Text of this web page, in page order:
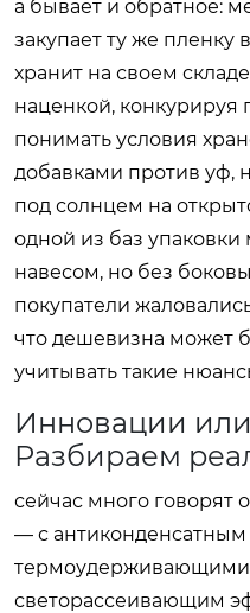
а бывает и обратное:
закупает ту же пленку
хранит на своем
наценкой, конкурируя
понимать условия
добавками против уф,
под солнцем на
одной из баз
навесом, но без
покупатели
что дешевизна может
учитывать такие
Инновации
Разбираем
сейчас много говорят
— с антиконденсатным
термоудерживающими
светорассеивающим